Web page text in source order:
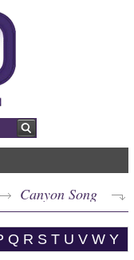
Canyon Song
Q R S T U V W Y